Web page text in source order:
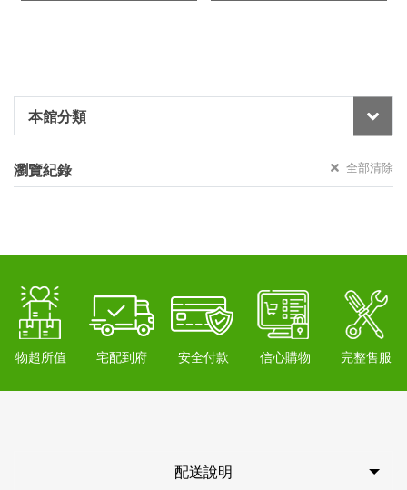
本館分類
瀏覽紀錄 全部清除
物超所值 宅配到府 安全付款 信心購物 完整售服
配送說明